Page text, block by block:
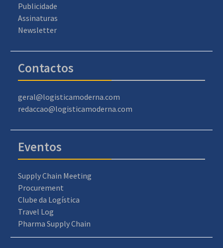
Publicidade
Assinaturas
Newsletter
Contactos
geral@logisticamoderna.com
redaccao@logisticamoderna.com
Eventos
Supply Chain Meeting
Procurement
Clube da Logística
Travel Log
Pharma Supply Chain